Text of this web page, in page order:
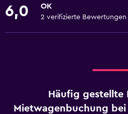
6,0 OK
2 verifizierte Bewertungen
Häufig gestellte
Mietwagenbuchung